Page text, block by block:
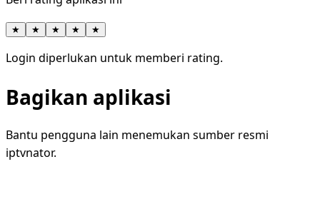
★ ★ ★ ★ ★
Login diperlukan untuk memberi rating.
Bagikan aplikasi
Bantu pengguna lain menemukan sumber resmi
iptvnator.